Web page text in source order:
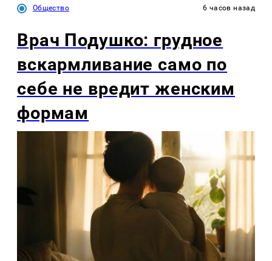
Общество 6 часов назад
Врач Подушко: грудное
вскармливание само по
себе не вредит женским
формам